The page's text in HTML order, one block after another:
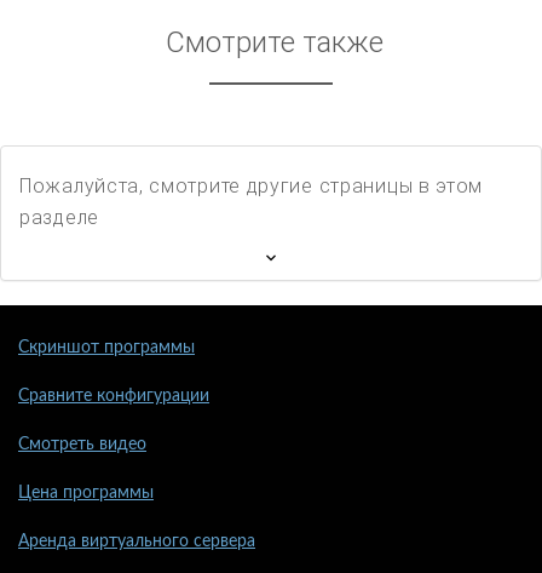
Смотрите также
Пожалуйста, смотрите другие страницы в этом
разделе
Скриншот программы
Сравните конфигурации
Смотреть видео
Цена программы
Аренда виртуального сервера